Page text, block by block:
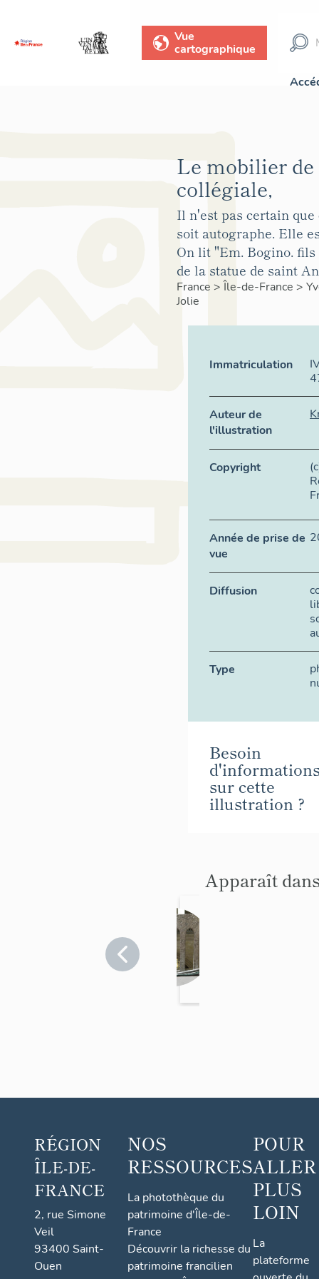
Vue
cartographique
Le mobilier de
collégiale,
Il n'est pas certain
soit autographe. Elle
On lit "Em. Bogino. fils
de la statue de saint
France >Île-de-France >
Jolie
Immatriculation
Auteur de
l'illustration
Copyright
Année de prise de
vue
Diffusion
Type
Besoin
sur cette
illustration ?
Apparaît
RÉGION
ÎLE-DE-
FRANCE
2, rue Simone
Veil
93400 Saint-
Ouen
NOS
RESSOURCES
La photothèque du
patrimoine d'Île-de-
France
Découvrir la richesse du
patrimoine francilien
POUR
ALLER
PLUS
LOIN
La
plateforme